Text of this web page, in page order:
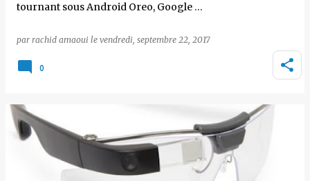
tournant sous Android Oreo, Google …
par rachid amaoui le vendredi, septembre 22, 2017
0